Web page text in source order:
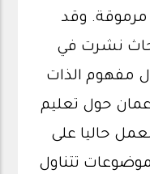
مرموقة. وقد
نشرت في
مفهوم الذات
حول تعليم
حاليا على
تتناول